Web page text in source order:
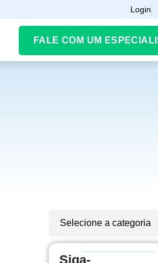
Login
FALE COM UM
Selecione a categoria
Siga-